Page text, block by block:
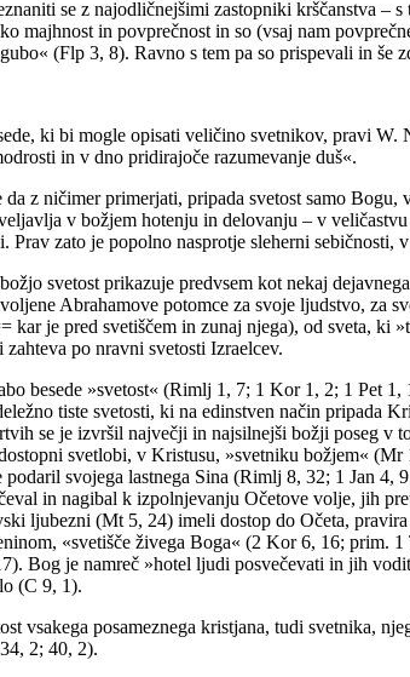
se z najodličnejšimi zastopniki krščanstva
majhnost in povprečnost in so (vsaj nam
(Flp 3, 8). Ravno s tem pa so prispevali in
ki bi mogle opisati veličino svetnikov, pravi
in v dno pridirajoče razumevanje duš«.
z ničimer primerjati, pripada svetost samo
v božjem hotenju in delovanju – v
Prav zato je popolno nasprotje sleherni sebičnosti,
svetost prikazuje predvsem kot nekaj
Abrahamove potomce za svoje ljudstvo, za
kar je pred svetiščem in zunaj njega), od sveta, ki
po nravni svetosti Izraelcev.
besede »svetost« (Rimlj 1, 7; 1 Kor 1, 2; 1 Pet
tiste svetosti, ki na edinstven način pripada
se je izvršil največji in najsilnejši božji poseg
svetlobi, v Kristusu, »svetniku božjem«
svojega lastnega Sina (Rimlj 8, 32; 1 Jan
in nagibal k izpolnjevanju Očetove volje, jih
ljubezni (Mt 5, 24) imeli dostop do Očeta,
«svetišče živega Boga« (2 Kor 6, 16; prim.
Bog je namreč »hotel ljudi posvečevati in jih
(C 9, 1).
vsakega posameznega kristjana, tudi svetnika,
2; 40, 2).